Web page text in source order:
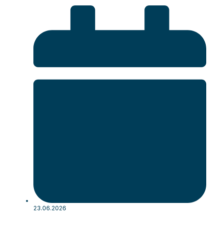
23.06.2026